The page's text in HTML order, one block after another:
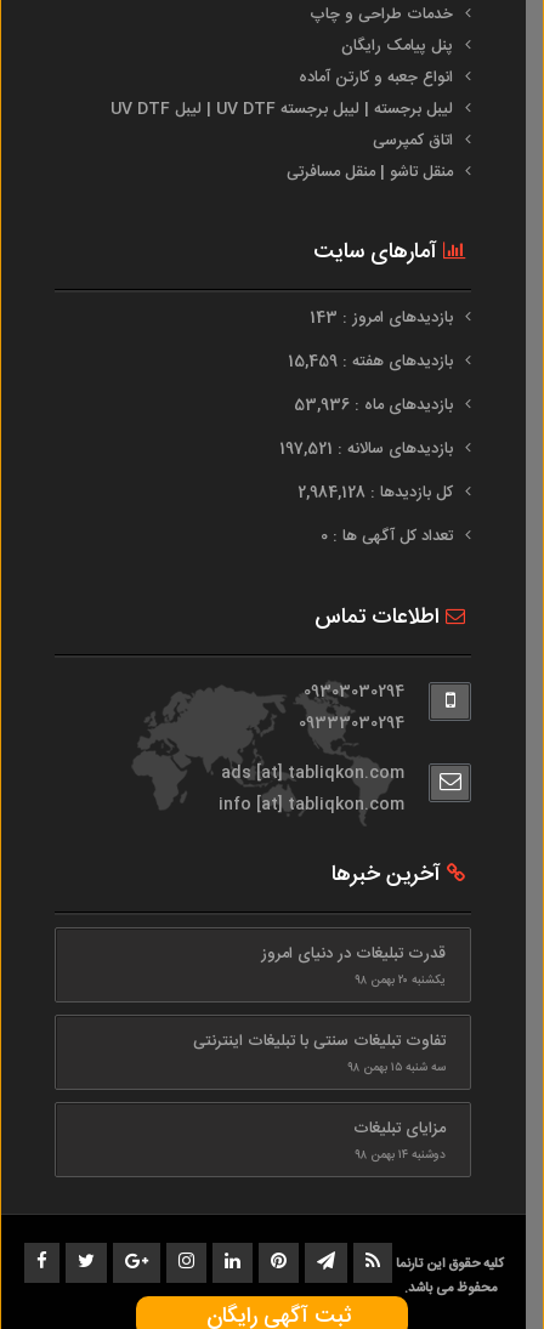
خدمات طراحی و چاپ
پنل پیامک رایگان
انواع جعبه و کارتن آماده
لیبل برجسته | لیبل برجسته UV DTF | لیبل UV DTF
اتاق کمپرسی
منقل تاشو | منقل مسافرتی
آمارهای سایت
بازدیدهای امروز : 143
بازدیدهای هفته : 15,459
بازدیدهای ماه : 53,936
بازدیدهای سالانه : 197,521
کل بازدیدها : 2,984,128
تعداد کل آگهی ها : 0
اطلاعات تماس
09303030294
09333030294
ads [at] tabliqkon.com
info [at] tabliqkon.com
آخرین خبرها
قدرت تبلیغات در دنیای امروز
یکشنبه ۲۰ بهمن ۹۸
تفاوت تبلیغات سنتی با تبلیغات اینترنتی
سه شنبه ۱۵ بهمن ۹۸
مزایای تبلیغات
دوشنبه ۱۴ بهمن ۹۸
کلیه حقوق این تارنما
محفوظ می باشد.
1402-1398
ثبت آگهی رایگان